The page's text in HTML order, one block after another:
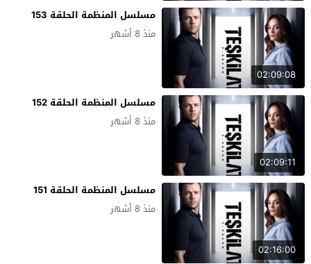
02:09:08
مسلسل المنظمة الحلقة 153
منذ 8 أشهر
02:09:11
مسلسل المنظمة الحلقة 152
منذ 8 أشهر
02:16:00
مسلسل المنظمة الحلقة 151
منذ 8 أشهر